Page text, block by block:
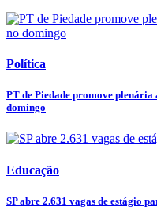
Política
PT de Piedade promove
domingo
Educação
SP abre 2.631 vagas de estágio